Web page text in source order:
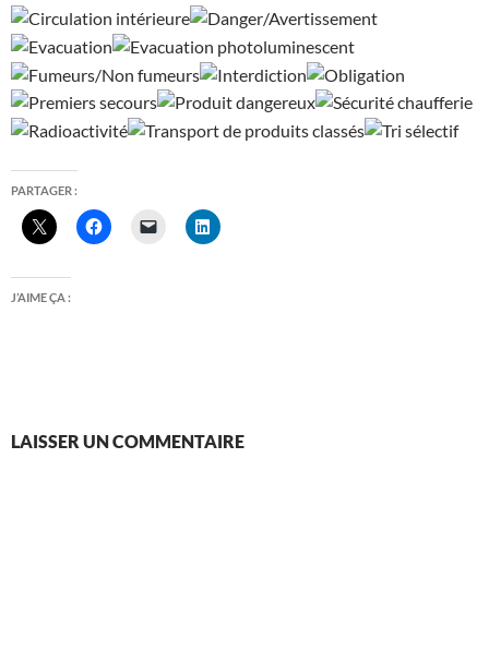
PARTAGER :
J’AIME ÇA :
LAISSER UN COMMENTAIRE